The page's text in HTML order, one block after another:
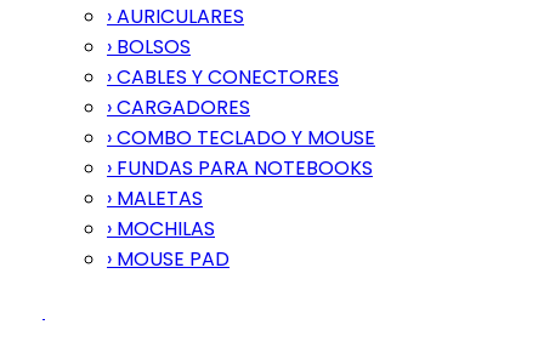
› AURICULARES
› BOLSOS
› CABLES Y CONECTORES
› CARGADORES
› COMBO TECLADO Y MOUSE
› FUNDAS PARA NOTEBOOKS
› MALETAS
› MOCHILAS
› MOUSE PAD